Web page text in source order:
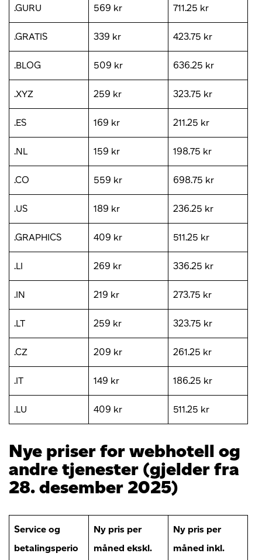
.GURU 569 kr 711.25 kr
.GRATIS 339 kr 423.75 kr
.BLOG 509 kr 636.25 kr
.XYZ 259 kr 323.75 kr
.ES 169 kr 211.25 kr
.NL 159 kr 198.75 kr
.CO 559 kr 698.75 kr
.US 189 kr 236.25 kr
.GRAPHICS 409 kr 511.25 kr
.LI 269 kr 336.25 kr
.IN 219 kr 273.75 kr
.LT 259 kr 323.75 kr
.CZ 209 kr 261.25 kr
.IT 149 kr 186.25 kr
.LU 409 kr 511.25 kr
Nye priser for webhotell og
andre tjenester (gjelder fra
28. desember 2025)
Service og
betalingsperio
Ny pris per
måned ekskl.
Ny pris per
måned inkl.